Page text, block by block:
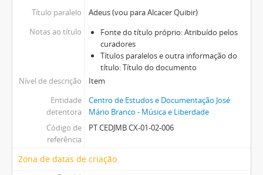
[Caixa] Caixa 03
[Caixa] Caixa 06
[Caixa] Caixa 07
[Caixa] Caixa 08
[Caixa] Caixa 13
[Caixa] Caixa 15
[Caixa] Caixa 21
[Caixa] Caixa 24
Título paralelo
Adeus (vou para Alcacer Quibir)
Notas ao título
Fonte do título próprio: Atribuído pelos
curadores
Títulos paralelos e outra informação do
título: Título do documento
Nível de descrição
Item
Entidade
detentora
Centro de Estudos e Documentação José
Mário Branco - Música e Liberdade
Código de
referência
PT CEDJMB CX-01-02-006
Zona de datas de criação